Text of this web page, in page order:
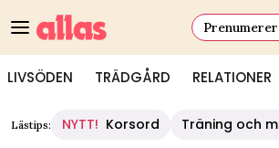
LIVSÖDEN TRÄDGÅRD RELATIONER
Lästips: NYTT! Korsord Träning och